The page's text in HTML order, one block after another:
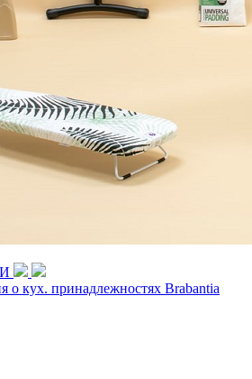
о кух. принадлежностях Brabantia